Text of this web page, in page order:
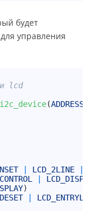
будет
управления
и lcd
i2c_device(ADDRESS
LCD_2LINE
)